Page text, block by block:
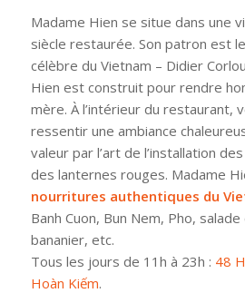
Madame Hien se situe dans une
siècle restaurée. Son patron est
célèbre du Vietnam – Didier
Hien est construit pour rendre
mère. À l’intérieur du restaurant,
ressentir une ambiance
valeur par l’art de l’installation
des lanternes rouges. Madame
nourritures authentiques du
Banh Cuon, Bun Nem, Pho,
bananier, etc.
Tous les jours de 11h à 23h : 48
Hoàn Kiếm.